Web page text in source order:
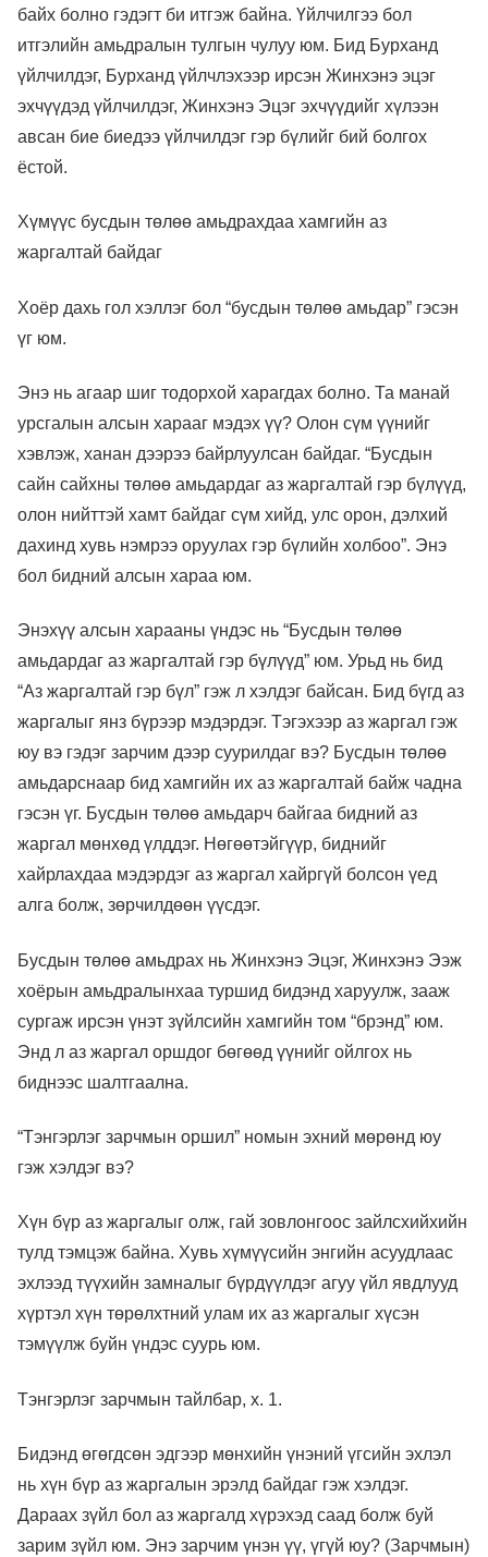
байх болно гэдэгт би итгэж байна. Үйлчилгээ бол
итгэлийн амьдралын тулгын чулуу юм. Бид Бурханд
үйлчилдэг, Бурханд үйлчлэхээр ирсэн Жинхэнэ эцэг
эхчүүдэд үйлчилдэг, Жинхэнэ Эцэг эхчүүдийг хүлээн
авсан бие биедээ үйлчилдэг гэр бүлийг бий болгох
ёстой.
Хүмүүс бусдын төлөө амьдрахдаа хамгийн аз
жаргалтай байдаг
Хоёр дахь гол хэллэг бол “бусдын төлөө амьдар” гэсэн
үг юм.
Энэ нь агаар шиг тодорхой харагдах болно. Та манай
урсгалын алсын харааг мэдэх үү? Олон сүм үүнийг
хэвлэж, ханан дээрээ байрлуулсан байдаг. “Бусдын
сайн сайхны төлөө амьдардаг аз жаргалтай гэр бүлүүд,
олон нийттэй хамт байдаг сүм хийд, улс орон, дэлхий
дахинд хувь нэмрээ оруулах гэр бүлийн холбоо”. Энэ
бол бидний алсын хараа юм.
Энэхүү алсын харааны үндэс нь “Бусдын төлөө
амьдардаг аз жаргалтай гэр бүлүүд” юм. Урьд нь бид
“Аз жаргалтай гэр бүл” гэж л хэлдэг байсан. Бид бүгд аз
жаргалыг янз бүрээр мэдэрдэг. Тэгэхээр аз жаргал гэж
юу вэ гэдэг зарчим дээр суурилдаг вэ? Бусдын төлөө
амьдарснаар бид хамгийн их аз жаргалтай байж чадна
гэсэн үг. Бусдын төлөө амьдарч байгаа бидний аз
жаргал мөнхөд үлддэг. Нөгөөтэйгүүр, биднийг
хайрлахдаа мэдэрдэг аз жаргал хайргүй болсон үед
алга болж, зөрчилдөөн үүсдэг.
Бусдын төлөө амьдрах нь Жинхэнэ Эцэг, Жинхэнэ Ээж
хоёрын амьдралынхаа туршид бидэнд харуулж, зааж
сургаж ирсэн үнэт зүйлсийн хамгийн том “брэнд” юм.
Энд л аз жаргал оршдог бөгөөд үүнийг ойлгох нь
биднээс шалтгаална.
“Тэнгэрлэг зарчмын оршил” номын эхний мөрөнд юу
гэж хэлдэг вэ?
Хүн бүр аз жаргалыг олж, гай зовлонгоос зайлсхийхийн
тулд тэмцэж байна. Хувь хүмүүсийн энгийн асуудлаас
эхлээд түүхийн замналыг бүрдүүлдэг агуу үйл явдлууд
хүртэл хүн төрөлхтний улам их аз жаргалыг хүсэн
тэмүүлж буйн үндэс суурь юм.
Тэнгэрлэг зарчмын тайлбар, х. 1.
Бидэнд өгөгдсөн эдгээр мөнхийн үнэний үгсийн эхлэл
нь хүн бүр аз жаргалын эрэлд байдаг гэж хэлдэг.
Дараах зүйл бол аз жаргалд хүрэхэд саад болж буй
зарим зүйл юм. Энэ зарчим үнэн үү, үгүй ​​юу? (Зарчмын)